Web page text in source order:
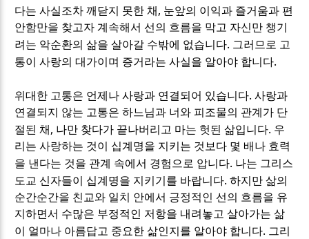
다는 사실조차 깨닫지 못한 채 , 눈앞의 이익과 즐거움과 편
안함만을 찾고자 계속해서 선의 흐름을 막고 자신만 챙기
려는 악순환의 삶을 살아갈 수밖에 없습니다. 그러므로 고
통이 사랑의 대가이며 증거라는 사실을 알아야 합니다.
위대한 고통은 언제나 사랑과 연결되어 있습니다.사랑과
연결되지 않는 고통은 하느님과 너와 피조물의 관계가 단
절된 채 , 나만 찾다가 끝나버리고 마는 헛된 삶입니다. 우
리는 사랑하는 것이 십계명을 지키는 것보다 몇 배나 효력
을 낸다는 것을 관계 속에서 경험으로 압니다. 나는 그리스
도교 신자들이 십계명을 지키기를 바랍니다.하지만 삶의
순간순간을 친교와 일치 안에서 긍정적인 선의 흐름을 유
지하면서 수많은 부정적인 저항을 내려놓고 살아가는 삶
이 얼마나 아름답고 중요한 삶인지를 알아야 합니다. 그리